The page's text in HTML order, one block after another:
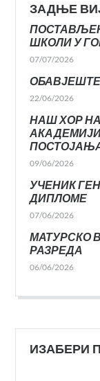
ЗАДЊЕ
ШКОЛИ У
07/07/2026
22/06/2026
НАШ ХОР
09/06/2026
УЧЕНИК
ДИПЛОМЕ
07/06/2026
МАТУРСКО
РАЗРЕДА
06/06/2026
ИЗАБЕРИ